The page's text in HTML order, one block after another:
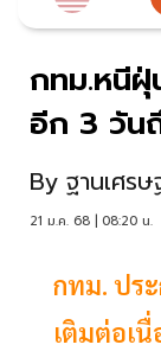
กทม.หนีฝุ่
อีก 3 วัน
By ฐานเศร
21 ม.ค. 68 | 08:20 น.
กทม. ประ
เติมต่อเ